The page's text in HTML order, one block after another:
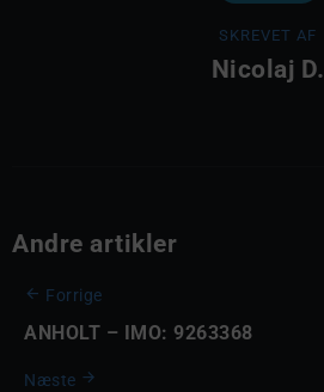
SKREVET AF
Nicolaj D.
Andre artikler
Forrige
ANHOLT – IMO: 9263368
Næste